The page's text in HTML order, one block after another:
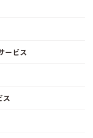
ービス
ス